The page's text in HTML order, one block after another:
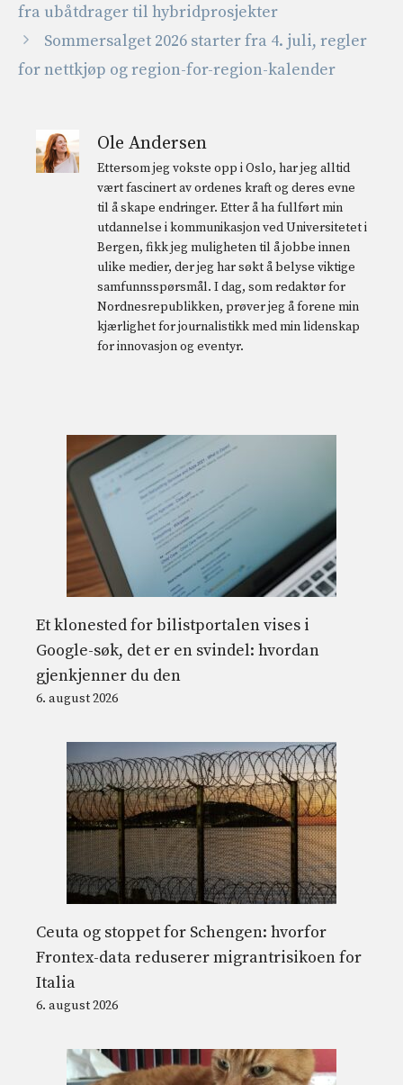
fra ubåtdrager til hybridprosjekter
Sommersalget 2026 starter fra 4. juli, regler
for nettkjøp og region-for-region-kalender
Ole Andersen
Ettersom jeg vokste opp i Oslo, har jeg alltid
vært fascinert av ordenes kraft og deres evne
til å skape endringer. Etter å ha fullført min
utdannelse i kommunikasjon ved Universitetet i
Bergen, fikk jeg muligheten til å jobbe innen
ulike medier, der jeg har søkt å belyse viktige
samfunnsspørsmål. I dag, som redaktør for
Nordnesrepublikken, prøver jeg å forene min
kjærlighet for journalistikk med min lidenskap
for innovasjon og eventyr.
Et klonested for bilistportalen vises i
Google-søk, det er en svindel: hvordan
gjenkjenner du den
6. august 2026
Ceuta og stoppet for Schengen: hvorfor
Frontex-data reduserer migrantrisikoen for
Italia
6. august 2026